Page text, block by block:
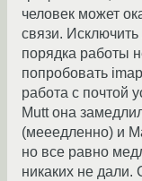
человек может
связи.
порядка работы
попробовать
работа с почтой
Mutt она
(мееедленно) и
но все равно
никаких не дали.